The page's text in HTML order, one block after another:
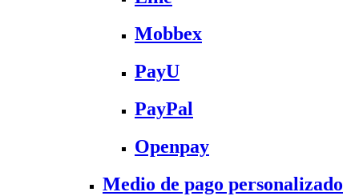
Mobbex
PayU
PayPal
Openpay
Medio de pago personalizado